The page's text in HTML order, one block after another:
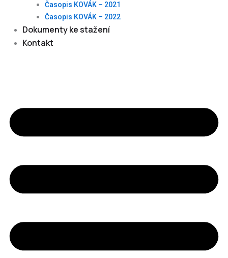
Časopis KOVÁK – 2021
Časopis KOVÁK – 2022
Dokumenty ke stažení
Kontakt